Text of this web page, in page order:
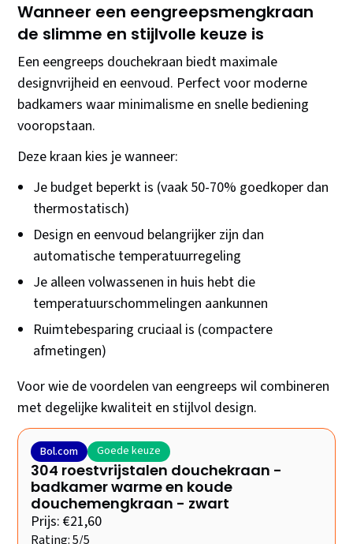
Wanneer een eengreepsmengkraan
de slimme en stijlvolle keuze is
Een eengreeps douchekraan biedt maximale
designvrijheid en eenvoud. Perfect voor moderne
badkamers waar minimalisme en snelle bediening
vooropstaan.
Deze kraan kies je wanneer:
Je budget beperkt is (vaak 50-70% goedkoper dan
thermostatisch)
Design en eenvoud belangrijker zijn dan
automatische temperatuurregeling
Je alleen volwassenen in huis hebt die
temperatuurschommelingen aankunnen
Ruimtebesparing cruciaal is (compactere
afmetingen)
Voor wie de voordelen van eengreeps wil combineren
met degelijke kwaliteit en stijlvol design.
Bol.com Goede keuze
304 roestvrijstalen douchekraan -
badkamer warme en koude
douchemengkraan - zwart
Prijs: €21,60
Rating: 5/5